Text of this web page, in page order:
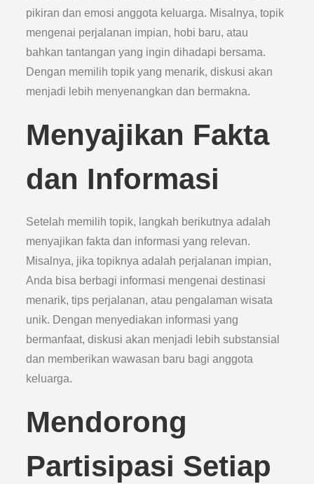
pikiran dan emosi anggota keluarga. Misalnya, topik
mengenai perjalanan impian, hobi baru, atau
bahkan tantangan yang ingin dihadapi bersama.
Dengan memilih topik yang menarik, diskusi akan
menjadi lebih menyenangkan dan bermakna.
Menyajikan Fakta
dan Informasi
Setelah memilih topik, langkah berikutnya adalah
menyajikan fakta dan informasi yang relevan.
Misalnya, jika topiknya adalah perjalanan impian,
Anda bisa berbagi informasi mengenai destinasi
menarik, tips perjalanan, atau pengalaman wisata
unik. Dengan menyediakan informasi yang
bermanfaat, diskusi akan menjadi lebih substansial
dan memberikan wawasan baru bagi anggota
keluarga.
Mendorong
Partisipasi Setiap